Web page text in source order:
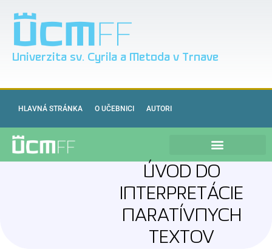
Univerzita sv. Cyrila a Metoda v Trnave
HLAVNÁ STRÁNKA O UČEBNICI AUTORI
ÚVOD DO
INTERPRETÁCIE
NARATÍVNYCH
TEXTOV